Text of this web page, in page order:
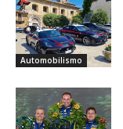
Automobilismo